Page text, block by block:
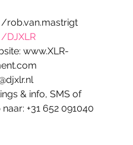
/rob.van.mastrigt
DJXLR
www.XLR-
& info, SMS of
+31 652 091040